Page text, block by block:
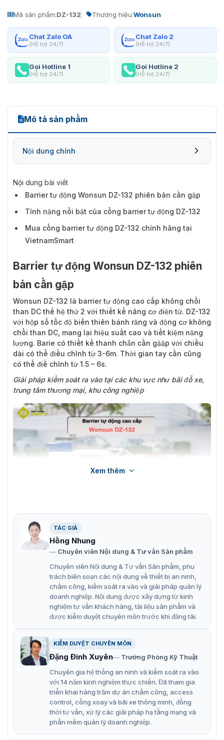
Mã sản phẩm:DZ-132 Thương hiệu:Wonsun
Chat Zalo OA
(Hỗ trợ 24/7)
Chat Zalo 2
(Hỗ trợ 24/7)
Gọi Hotline 1
(Hỗ trợ 24/7)
Gọi Hotline 2
(Hỗ trợ 24/7)
Mô tả sản phẩm
Nội dung chính
Nội dung bài viết
Barrier tự động Wonsun DZ-132 phiên bản cần gập
Tính năng nổi bật của cổng barrier tự động DZ-132
Mua cổng barrier tự động DZ-132 chính hãng tại
VietnamSmart
Barrier tự động Wonsun DZ-132 phiên
bản cần gập
Wonsun DZ-132 là barrier tự động cao cấp không chổi
than DC thế hệ thứ 2 với thiết kế nâng cơ điện tử. DZ-132
với hộp số tốc độ biến thiên bánh răng và động cơ không
chổi than DC, mang lại hiệu suất cao và tiết kiệm năng
lượng. Barie có thiết kế thanh chắn cần gậập với chiều
dài có thể điều chỉnh từ 3-6m. Thời gian tay cần cũng
có thể điề chỉnh từ 1.5 – 6s.
Giải pháp kiểm soát ra vào tại các khu vực như bãi đỗ xe,
trung tâm thương mại, khu công nghiệp
Phiên bản barrier cần gập khác mà chúng tôi muốn giới
thiệu đến bạn là modelDZ-2129. Trang bị động cơ
không chổi than DC thế hệ thứ nhất
Tính năng nổi bật của cổng barrier tự
động DZ-132
Barrier tự động DZ-132 là dòng sản phẩm cao cấp đến từ
thương hiệu Wonsun. Giải pháp kiểm soát ra vào hiệu
quả với chi phí vừa phải. Hơn nữa, còn được tích hợp
các công nghệ hiện đại nhất, nổi bật như:
Đa chức năng đầu vào và đầu ra tín hiệu.
Tốc độ hoạt động điều chỉnh từ 1,5s – 6s.
Bộ điều khiển từ xa chống sao chép mã tần số 418.
Chiều dài thanh chắn có thể điều chỉnh từ 3m~6m.
Xem thêm
TÁC GIẢ
Hồng Nhung
Chuyên viên Nội dung & Tư vấn Sản phẩm
Chuyên viên Nội dung & Tư vấn Sản phẩm, phụ
trách biên soạn các nội dung về thiết bị an ninh,
chấm công, kiểm soát ra vào và giải pháp quản lý
doanh nghiệp. Nội dung được xây dựng từ kinh
nghiệm tư vấn khách hàng, tài liệu sản phẩm và
được kiểm duyệt chuyên môn trước khi đăng tải.
KIỂM DUYỆT CHUYÊN MÔN
Đặng Đình Xuyên
Trưởng Phòng Kỹ Thuật
Chuyên gia hệ thống an ninh và kiểm soát ra vào
với 14 năm kinh nghiệm thực chiến. Đã tham gia
triển khai hàng trăm dự án chấm công, access
control, cổng xoay và bãi xe thông minh, đồng
thời tư vấn, xử lý các giải pháp hạ tầng mạng và
phần mềm quản lý doanh nghiệp.